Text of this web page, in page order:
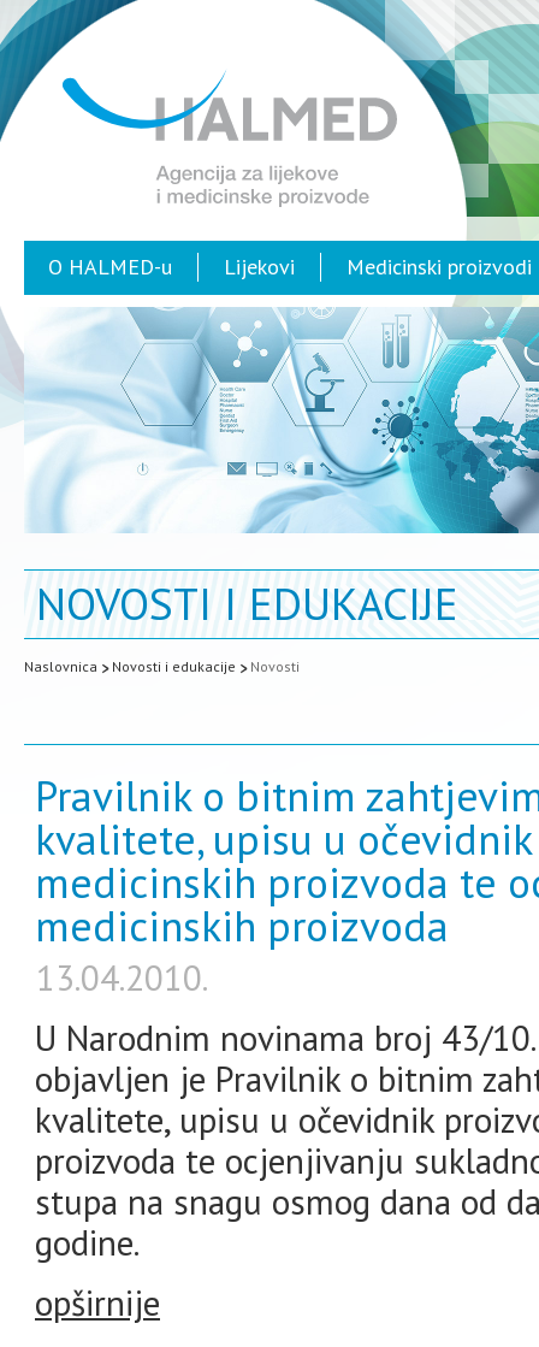
O HALMED-u Lijekovi Medicinski proizvodi
NOVOSTI I EDUKACIJE
Naslovnica Novosti i edukacije Novosti
Pravilnik o bitnim
kvalitete, upisu u
medicinskih proizvoda te
medicinskih proizvoda
13.04.2010.
U Narodnim novinama broj 43/
objavljen je Pravilnik o bitnim
kvalitete, upisu u očevidnik
proizvoda te ocjenjivanju
stupa na snagu osmog dana od
godine.
opširnije